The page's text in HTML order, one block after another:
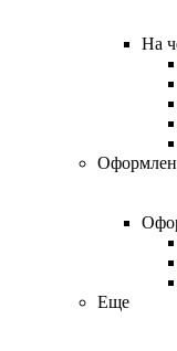
На
Еще